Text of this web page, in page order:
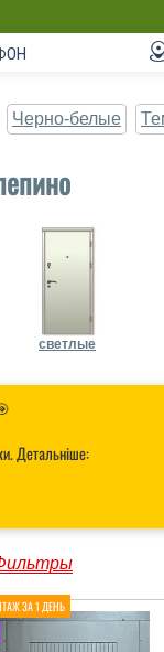
Черно-белые
светлые
Детальніше: